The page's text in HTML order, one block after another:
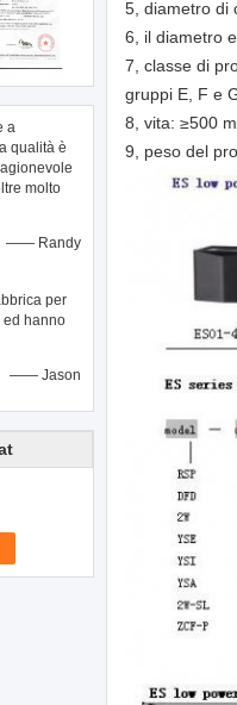
a
qualità è
molto
—— Randy
per
ed hanno
—— Jason
5, diametro di
6, il diametro
7, classe di
gruppi E, F e
8, vita: ≥500
9, peso del